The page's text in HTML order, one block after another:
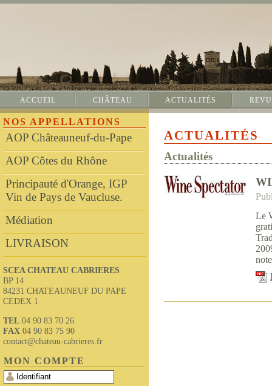
ACCUEIL CHÂTEAU ACTUALITÉS
NOS APPELLATIONS
AOP Châteauneuf-du-Pape
AOP Côtes du Rhône
Principauté d'Orange, IGP
Vin de Pays de Vaucluse.
Médiation
LIVRAISON
SCEA CHATEAU CABRIERES
BP 14
84231 CHATEAUNEUF DU PAPE
CEDEX 1
TEL 04 90 83 70 26
FAX 04 90 83 75 90
contact@chateau-cabrieres.fr
MON COMPTE
ACTUALITÉS
Actualités
Le